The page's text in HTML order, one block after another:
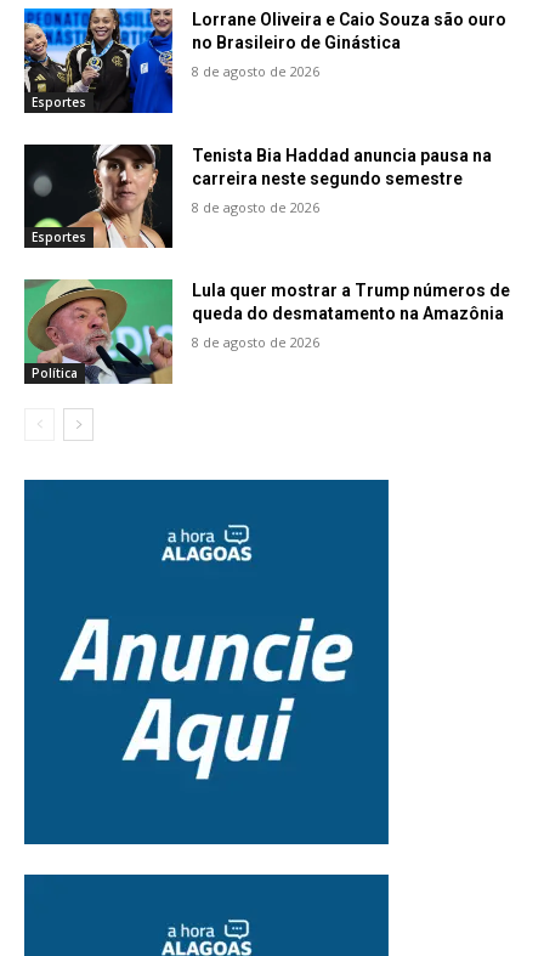
Esportes
Lorrane Oliveira e Caio Souza são ouro
no Brasileiro de Ginástica
8 de agosto de 2026
Esportes
Tenista Bia Haddad anuncia pausa na
carreira neste segundo semestre
8 de agosto de 2026
Política
Lula quer mostrar a Trump números de
queda do desmatamento na Amazônia
8 de agosto de 2026